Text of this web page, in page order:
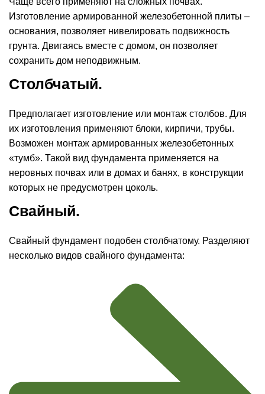
Изготовление армированной железобетонной плиты –
основания, позволяет нивелировать подвижность
грунта. Двигаясь вместе с домом, он позволяет
сохранить дом неподвижным.
Столбчатый.
Предполагает изготовление или монтаж столбов. Для
их изготовления применяют блоки, кирпичи, трубы.
Возможен монтаж армированных железобетонных
«тумб». Такой вид фундамента применяется на
неровных почвах или в домах и банях, в конструкции
которых не предусмотрен цоколь.
Свайный.
Свайный фундамент подобен столбчатому. Разделяют
несколько видов свайного фундамента: